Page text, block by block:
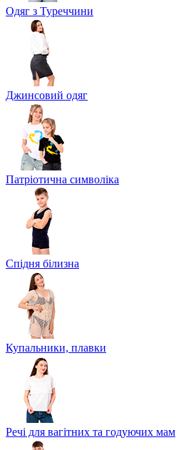
Одяг з Туреччини
Джинсовий одяг
Патріотична символіка
Спідня білизна
Купальники, плавки
Речі для вагітних та годуючих мам